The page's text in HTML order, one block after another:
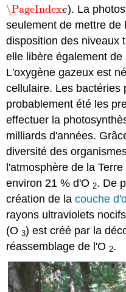
\PageIndexe
\PageIndexe). La
seulement de mettre de
disposition des niveaux
elle libère également
L'oxygène gazeux est
cellulaire. Les bactéries
probablement été les
effectuer la
milliards d'années.
diversité des
l'atmosphère de la
environ 21 % d'O 2. De
création de lacouche
rayons ultraviolets
(O3) est créé par la
réassemblage de l'O 2.